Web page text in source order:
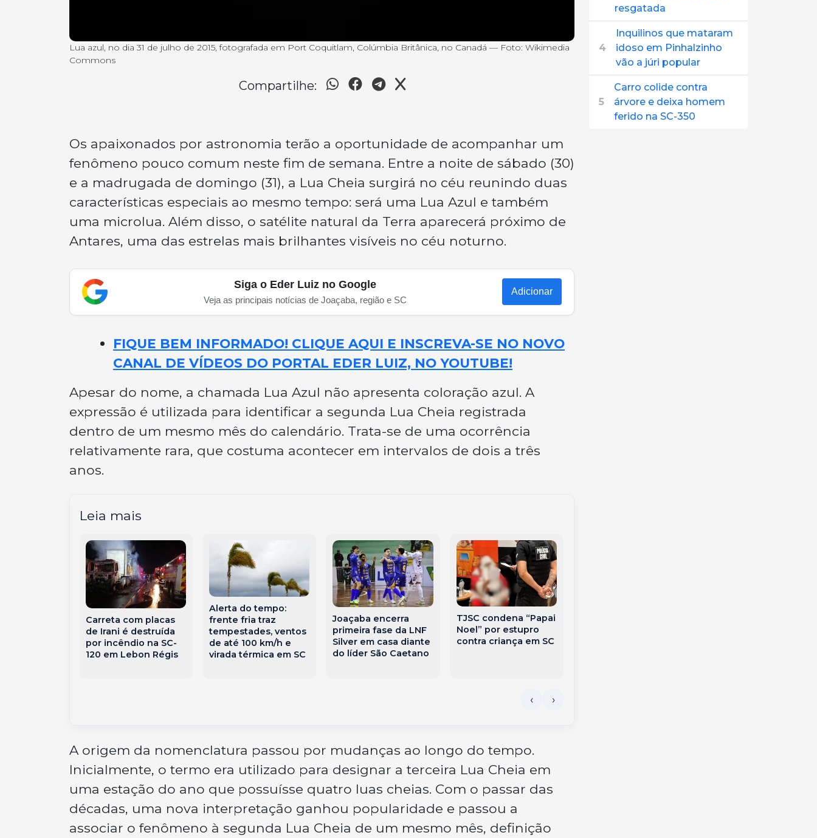
Lua azul, no dia 31 de julho de 2015, fotografada em Port Coquitlam, Colúmbia Britânica, no Canadá — Foto: Wikimedia
Commons
Compartilhe:
Os apaixonados por astronomia terão a oportunidade de acompanhar um
fenômeno pouco comum neste fim de semana. Entre a noite de sábado (30)
e a madrugada de domingo (31), a Lua Cheia surgirá no céu reunindo duas
características especiais ao mesmo tempo: será uma Lua Azul e também
uma microlua. Além disso, o satélite natural da Terra aparecerá próximo de
Antares, uma das estrelas mais brilhantes visíveis no céu noturno.
Siga o Eder Luiz no Google
Veja as principais notícias de Joaçaba, região e SC
Adicionar
FIQUE BEM INFORMADO! CLIQUE AQUI E INSCREVA-SE NO NOVO
CANAL DE VÍDEOS DO PORTAL EDER LUIZ, NO YOUTUBE!
Apesar do nome, a chamada Lua Azul não apresenta coloração azul. A
expressão é utilizada para identificar a segunda Lua Cheia registrada
dentro de um mesmo mês do calendário. Trata-se de uma ocorrência
relativamente rara, que costuma acontecer em intervalos de dois a três
anos.
Leia mais
Carreta com placas
de Irani é destruída
por incêndio na SC-
120 em Lebon Régis
Alerta do tempo:
frente fria traz
tempestades, ventos
de até 100 km/h e
virada térmica em SC
Joaçaba encerra
primeira fase da LNF
Silver em casa diante
do líder São Caetano
TJSC condena “Papai
Noel” por estupro
contra criança em SC
A origem da nomenclatura passou por mudanças ao longo do tempo.
Inicialmente, o termo era utilizado para designar a terceira Lua Cheia em
uma estação do ano que possuísse quatro luas cheias. Com o passar das
décadas, uma nova interpretação ganhou popularidade e passou a
associar o fenômeno à segunda Lua Cheia de um mesmo mês, definição
resgatada
4
Inquilinos que mataram
idoso em Pinhalzinho
vão a júri popular
5
Carro colide contra
árvore e deixa homem
ferido na SC-350